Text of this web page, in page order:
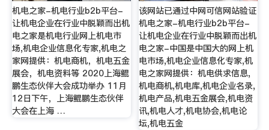
机电之家-机电行业b2b平台-
让机电企业在行业中脱颖而出机
电之家是机电行业网上机电市
场,机电企业信息化专家,机电之
家网提供：机电商机，机电五金
展会，机电资料等 2020上海鲲
鹏生态伙伴大会成功举办 11月
12日下午，上海鲲鹏生态伙伴
大会在上海 …
该网站已通过中网可信网站验证
机电之家-机电行业b2b平台-
让机电企业在行业中脱颖而出机
电之家-中国是中国大的网上机
电市场,机电企业信息化专家,机
电之家网提供：机电供求信息,
机电商机,机电库,机电企业名录,
机电产品,机电五金展会,机电资
讯,机电人才,机电协会,机电论
坛,机电五金